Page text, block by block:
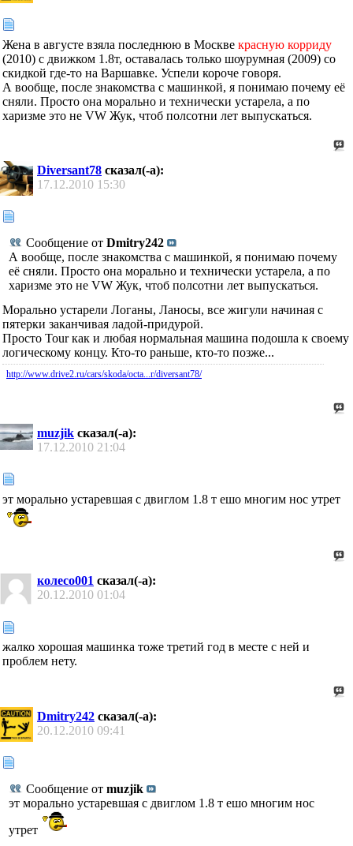
Жена в августе взяла последнюю в Москве красную корриду
(2010) с движком 1.8т, оставалась только шоурумная (2009) со
скидкой где-то на Варшавке. Успели короче говоря.
А вообще, после знакомства с машинкой, я понимаю почему её
сняли. Просто она морально и технически устарела, а по
харизме это не VW Жук, чтоб полсотни лет выпускаться.
Diversant78 сказал(-а):
17.12.2010 15:30
Сообщение от Dmitry242
А вообще, после знакомства с машинкой, я понимаю почему
её сняли. Просто она морально и технически устарела, а по
харизме это не VW Жук, чтоб полсотни лет выпускаться.
Морально устарели Логаны, Ланосы, все жигули начиная с
пятерки заканчивая ладой-придурой.
Просто Tour как и любая нормальная машина подошла к своему
логическому концу. Кто-то раньше, кто-то позже...
http://www.drive2.ru/cars/skoda/octa...r/diversant78/
muzjik сказал(-а):
17.12.2010 21:04
эт морально устаревшая с двиглом 1.8 т ешо многим нос утрет
колесо001 сказал(-а):
20.12.2010 01:04
жалко хорошая машинка тоже третий год в месте с ней и
проблем нету.
Dmitry242 сказал(-а):
20.12.2010 09:41
Сообщение от muzjik
эт морально устаревшая с двиглом 1.8 т ешо многим нос
утрет